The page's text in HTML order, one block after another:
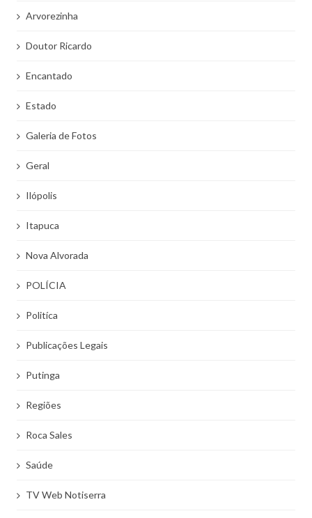
Arvorezinha
Doutor Ricardo
Encantado
Estado
Galeria de Fotos
Geral
Ilópolis
Itapuca
Nova Alvorada
POLÍCIA
Politíca
Publicações Legais
Putinga
Regiões
Roca Sales
Saúde
TV Web Notiserra